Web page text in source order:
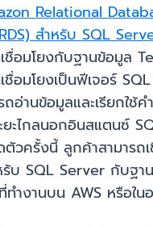
Relational
สำหรับ SQL
เชื่อมโยงกับฐานข้อมูล
ชื่อมโยงเป็นฟีเจอร์
อ่านข้อมูลและเรียกใช้ค
ยะไกลนอกอินสแตนซ์
ตัวครั้งนี้ ลูกค้าสามารถ
รับ SQL Server กับฐา
ำงานบน AWS หรือใน